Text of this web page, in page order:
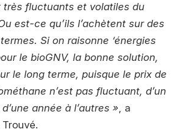
très fluctuants et volatiles du
est-ce qu’ils l’achètent sur des
Si on raisonne ‘énergies
le bioGNV, la bonne solution,
le long terme, puisque le prix de
n’est pas fluctuant, d’un
année à l’autres », a